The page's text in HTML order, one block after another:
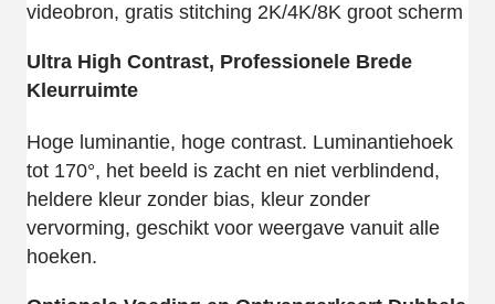
videobron, gratis stitching 2K/4K/8K groot scherm
Ultra High Contrast, Professionele Brede
Kleurruimte
Hoge luminantie, hoge contrast. Luminantiehoek
tot 170°, het beeld is zacht en niet verblindend,
heldere kleur zonder bias, kleur zonder
vervorming, geschikt voor weergave vanuit alle
hoeken.